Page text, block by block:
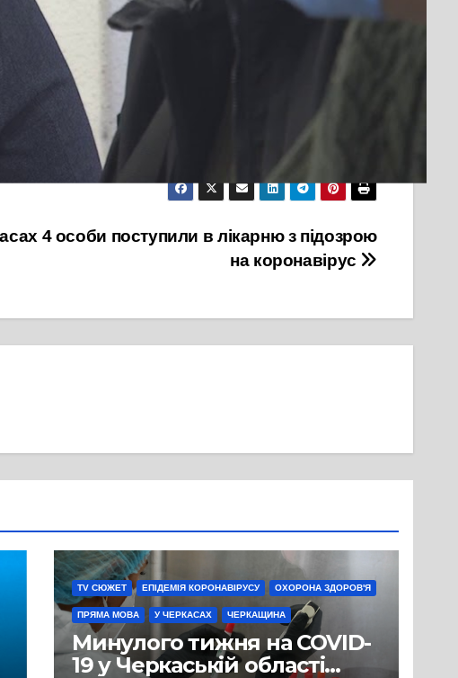
транспортом.
4 особи поступили в лікарню з підозрою
на коронавірус
TV СЮЖЕТ ЕПІДЕМІЯ КОРОНАВІРУСУ ОХОРОНА ЗДОРОВ'Я
ПРЯМА МОВА У ЧЕРКАСАХ ЧЕРКАЩИНА
Минулого тижня на COVID-
19 у Черкаській області